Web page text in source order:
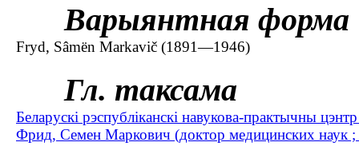
Варыянтная форма
Fryd, Sâmën Markavіč (1891—1946)
Гл. таксама
Беларускі рэспубліканскі навукова-практычны
Фрид, Семен Маркович (доктор медицинских